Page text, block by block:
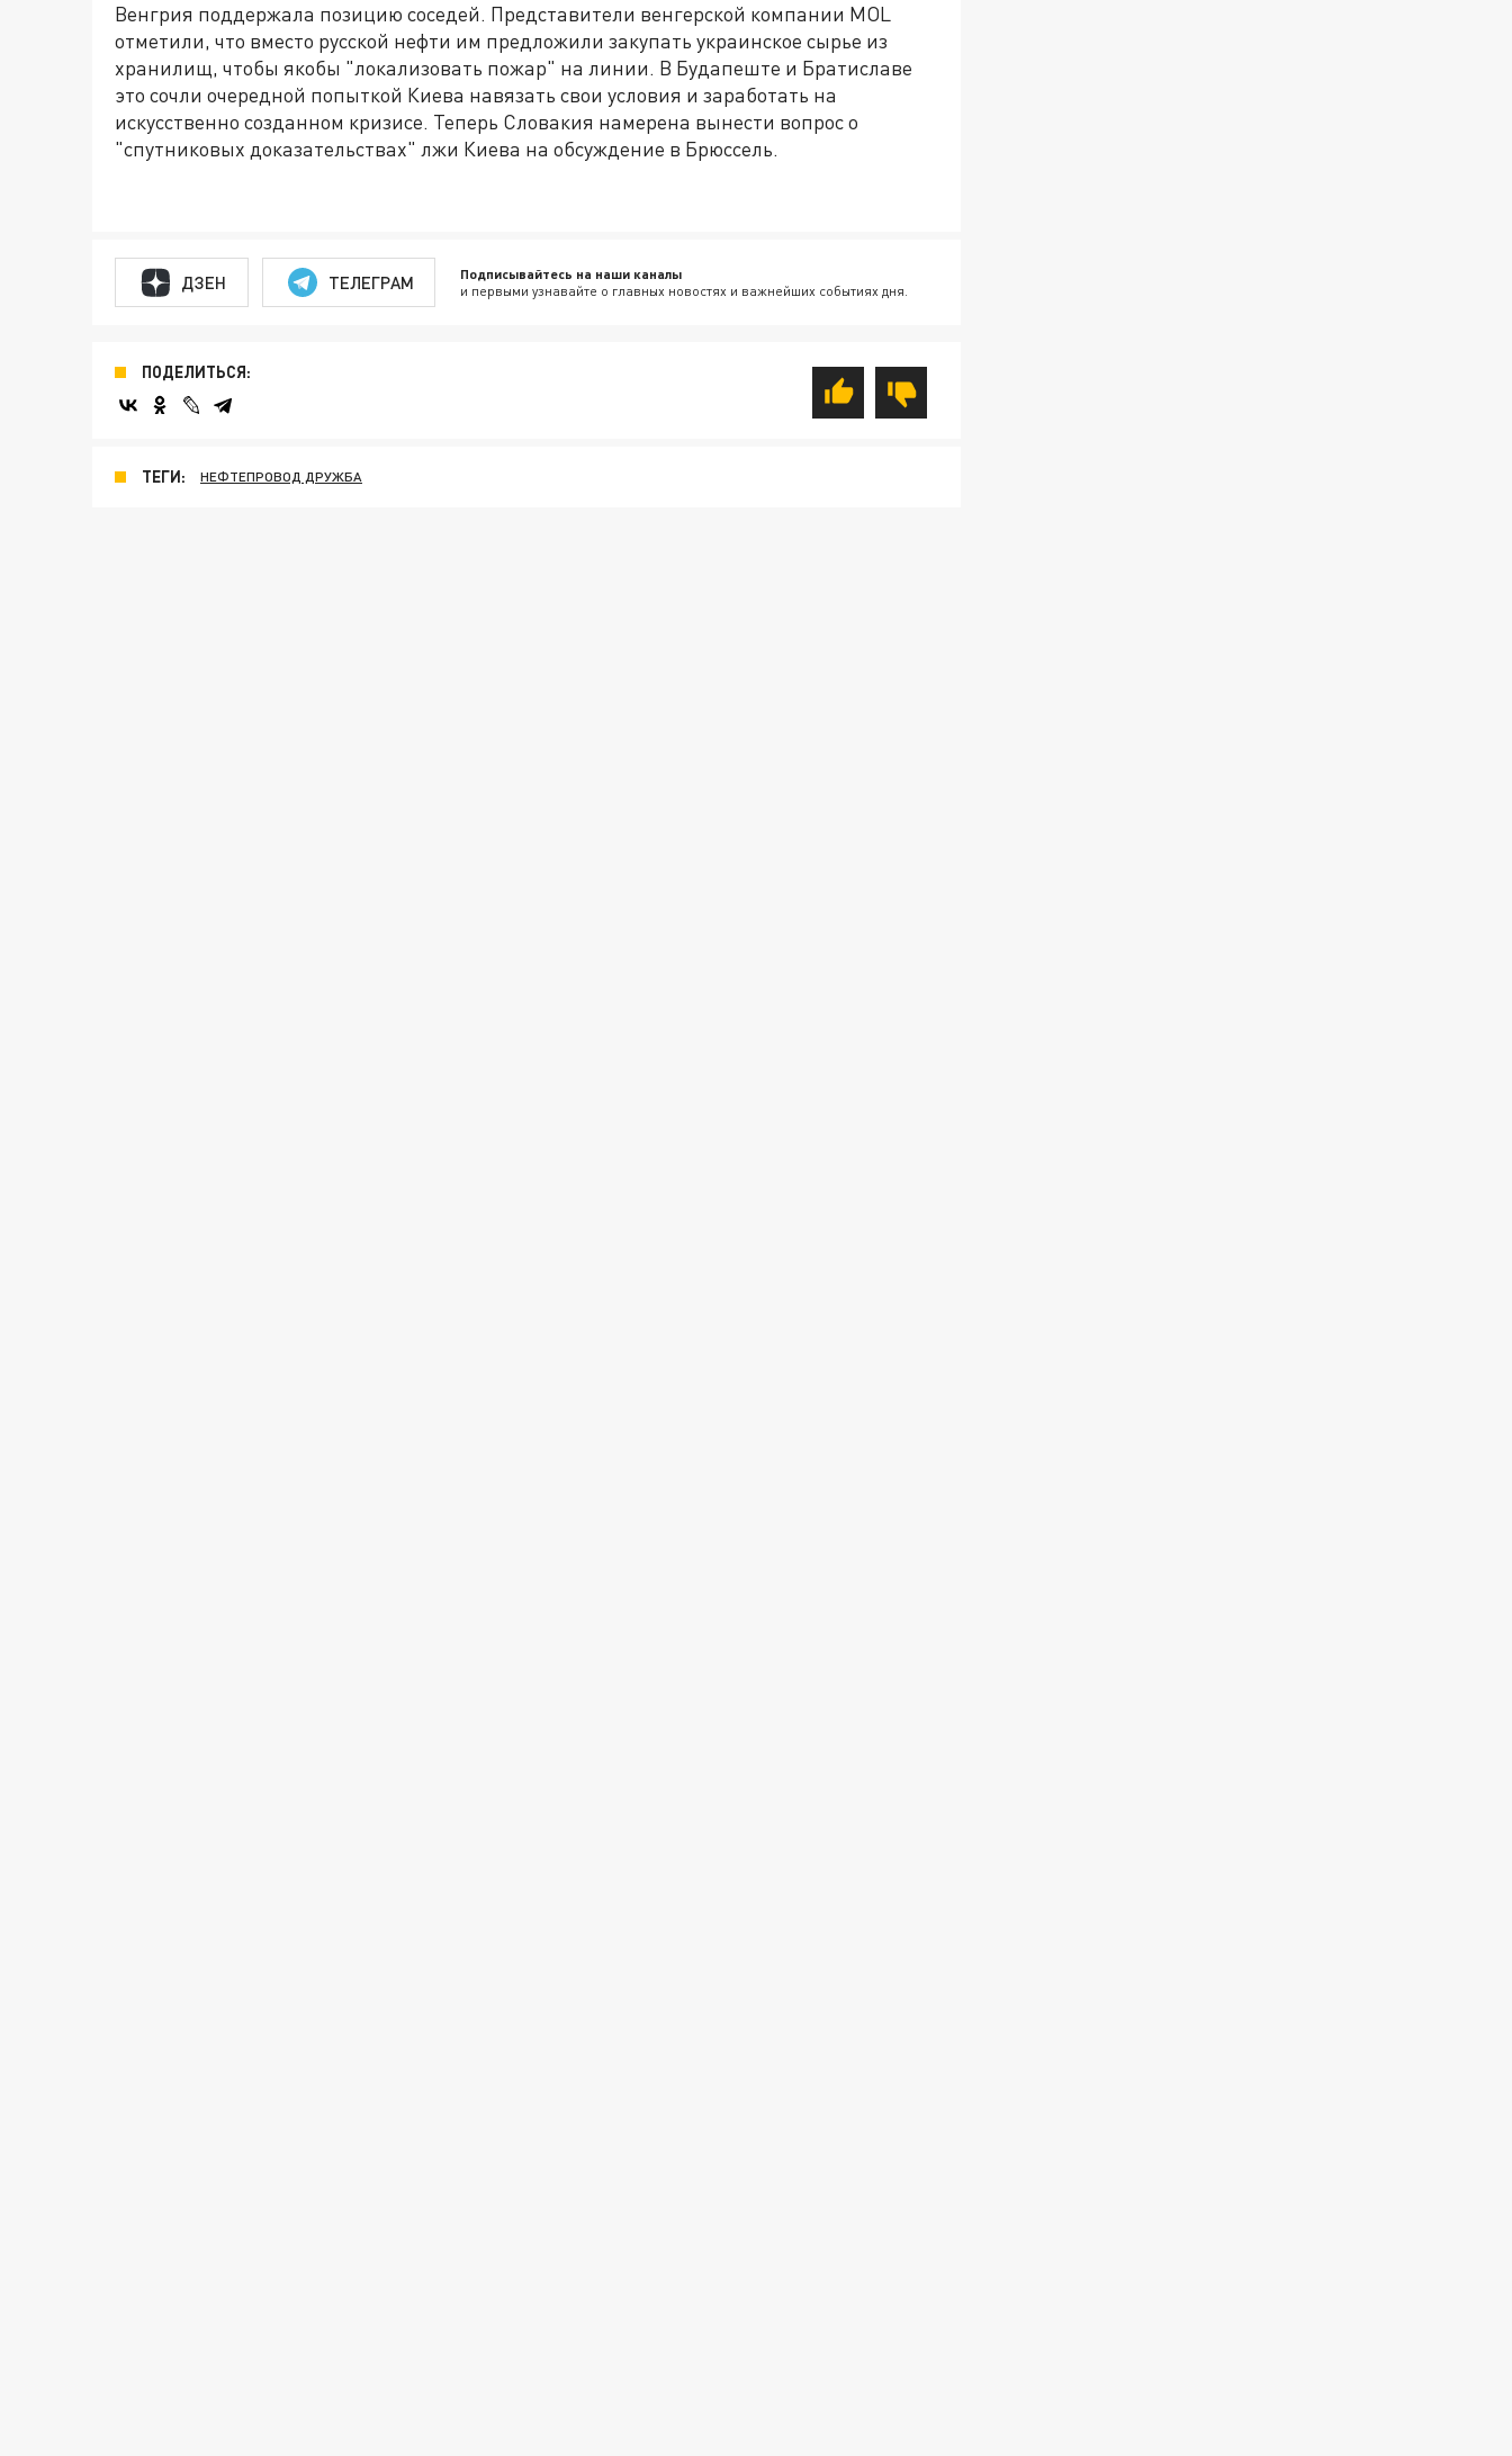
Венгрия поддержала позицию соседей. Представители венгерской компании MOL
отметили, что вместо русской нефти им предложили закупать украинское сырье из
хранилищ, чтобы якобы "локализовать пожар" на линии. В Будапеште и Братиславе
это сочли очередной попыткой Киева навязать свои условия и заработать на
искусственно созданном кризисе. Теперь Словакия намерена вынести вопрос о
"спутниковых доказательствах" лжи Киева на обсуждение в Брюссель.
ДЗЕН ТЕЛЕГРАМ Подписывайтесь на наши каналы
и первыми узнавайте о главных новостях и важнейших событиях дня.
ПОДЕЛИТЬСЯ:
ТЕГИ: НЕФТЕПРОВОД ДРУЖБА